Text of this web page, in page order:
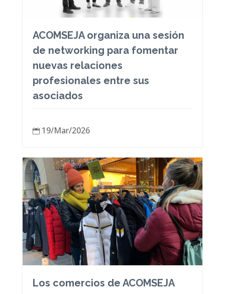
ACOMSEJA organiza una sesión
de networking para fomentar
nuevas relaciones
profesionales entre sus
asociados
 19/Mar/2026
Los comercios de ACOMSEJA